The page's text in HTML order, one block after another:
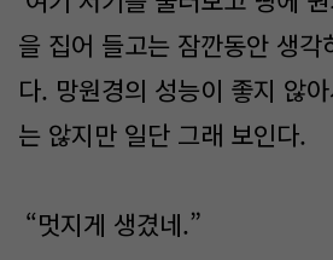
을 집어 들고는 잠깐동안 생각
다. 망원경의 성능이 좋지 않
는 않지만 일단 그래 보인다.
“멋지게 생겼네.”